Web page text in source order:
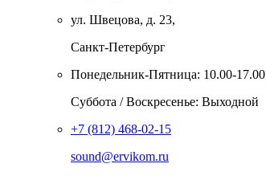
ул. Швецова, д. 23,
Санкт-Петербург
Понедельник-Пятница: 10.00-17.00
Суббота / Воскресенье: Выходной
+7 (812) 468-02-15
sound@ervikom.ru